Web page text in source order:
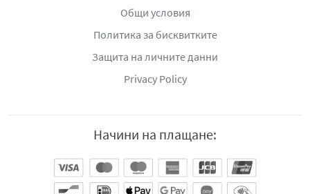
Общи условия
Политика за бисквитките
Защита на личните данни
Privacy Policy
Начини на плащане: